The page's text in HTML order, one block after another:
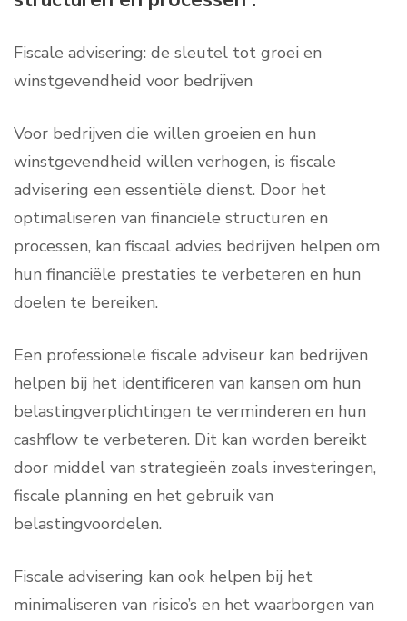
Fiscale advisering: de sleutel tot groei en
winstgevendheid voor bedrijven
Voor bedrijven die willen groeien en hun
winstgevendheid willen verhogen, is fiscale
advisering een essentiële dienst. Door het
optimaliseren van financiële structuren en
processen, kan fiscaal advies bedrijven helpen om
hun financiële prestaties te verbeteren en hun
doelen te bereiken.
Een professionele fiscale adviseur kan bedrijven
helpen bij het identificeren van kansen om hun
belastingverplichtingen te verminderen en hun
cashflow te verbeteren. Dit kan worden bereikt
door middel van strategieën zoals investeringen,
fiscale planning en het gebruik van
belastingvoordelen.
Fiscale advisering kan ook helpen bij het
minimaliseren van risico’s en het waarborgen van